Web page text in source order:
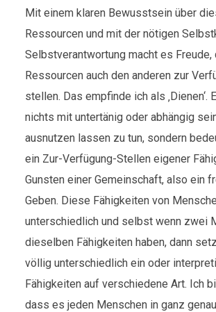
Mit einem klaren Bewusstsein über
Ressourcen und mit der nötigen
Selbstverantwortung macht es Freude,
Ressourcen auch den anderen zur
stellen. Das empfinde ich als ‚Dienen‘.
nichts mit untertänig oder abhängig
ausnutzen lassen zu tun, sondern
ein Zur-Verfügung-Stellen eigener
Gunsten einer Gemeinschaft, also ein
Geben. Diese Fähigkeiten von
unterschiedlich und selbst wenn zwei
dieselben Fähigkeiten haben, dann
völlig unterschiedlich ein oder
Fähigkeiten auf verschiedene Art. Ich
dass es jeden Menschen in ganz